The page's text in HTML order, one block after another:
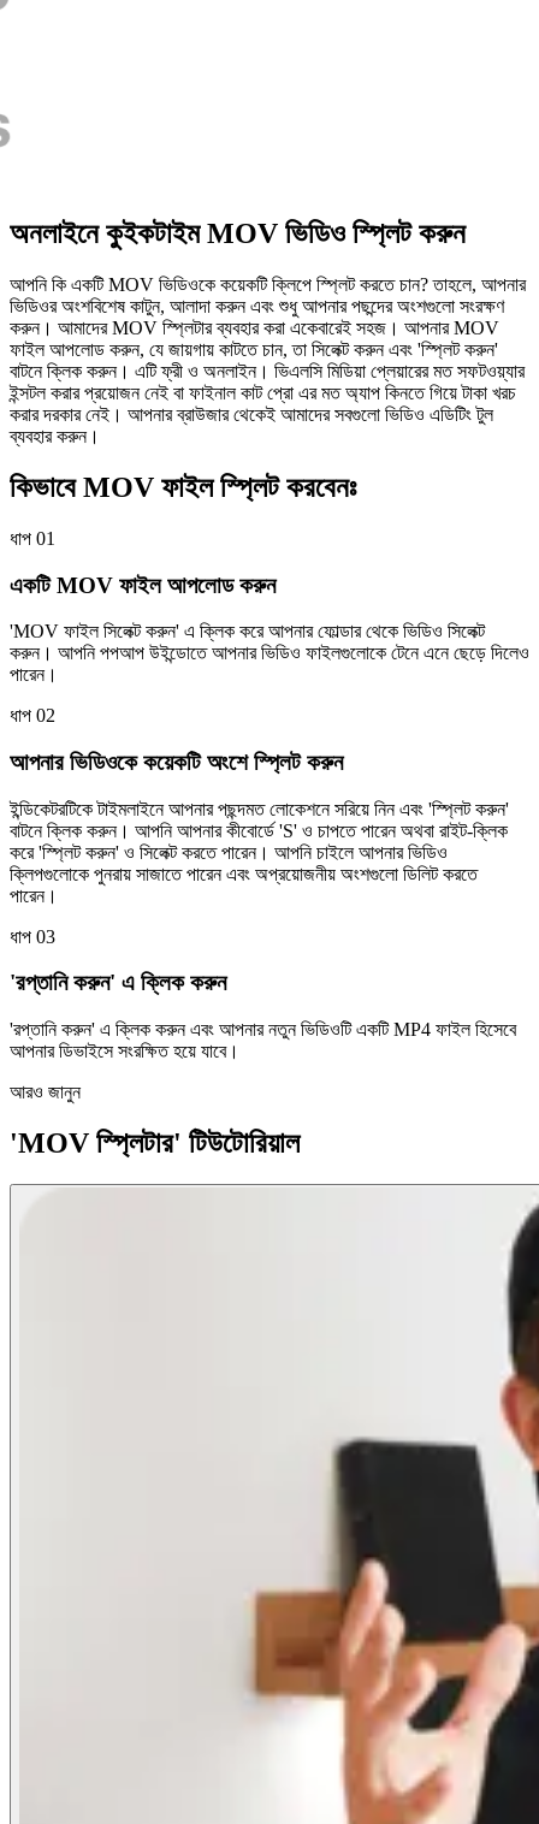
অনলাইনে কুইকটাইম MOV ভিডিও স্প্লিট করুন
আপনি কি একটি MOV ভিডিওকে কয়েকটি ক্লিপে স্প্লিট করতে চান? তাহলে, আপনার
ভিডিওর অংশবিশেষ কাটুন, আলাদা করুন এবং শুধু আপনার পছন্দের অংশগুলো সংরক্ষণ
করুন। আমাদের MOV স্প্লিটার ব্যবহার করা একেবারেই সহজ। আপনার MOV
ফাইল আপলোড করুন, যে জায়গায় কাটতে চান, তা সিলেক্ট করুন এবং 'স্প্লিট করুন'
বাটনে ক্লিক করুন। এটি ফ্রী ও অনলাইন। ভিএলসি মিডিয়া প্লেয়ারের মত সফটওয়্যার
ইন্সটল করার প্রয়োজন নেই বা ফাইনাল কাট প্রো এর মত অ্যাপ কিনতে গিয়ে টাকা খরচ
করার দরকার নেই। আপনার ব্রাউজার থেকেই আমাদের সবগুলো ভিডিও এডিটিং টুল
ব্যবহার করুন।
কিভাবে MOV ফাইল স্প্লিট করবেনঃ
ধাপ 01
একটি MOV ফাইল আপলোড করুন
'MOV ফাইল সিলেক্ট করুন' এ ক্লিক করে আপনার ফোল্ডার থেকে ভিডিও সিলেক্ট
করুন। আপনি পপআপ উইন্ডোতে আপনার ভিডিও ফাইলগুলোকে টেনে এনে ছেড়ে দিলেও
পারেন।
ধাপ 02
আপনার ভিডিওকে কয়েকটি অংশে স্প্লিট করুন
ইন্ডিকেটরটিকে টাইমলাইনে আপনার পছন্দমত লোকেশনে সরিয়ে নিন এবং 'স্প্লিট করুন'
বাটনে ক্লিক করুন। আপনি আপনার কীবোর্ডে 'S' ও চাপতে পারেন অথবা রাইট-ক্লিক
করে 'স্প্লিট করুন' ও সিলেক্ট করতে পারেন। আপনি চাইলে আপনার ভিডিও
ক্লিপগুলোকে পুনরায় সাজাতে পারেন এবং অপ্রয়োজনীয় অংশগুলো ডিলিট করতে
পারেন।
ধাপ 03
'রপ্তানি করুন' এ ক্লিক করুন
'রপ্তানি করুন' এ ক্লিক করুন এবং আপনার নতুন ভিডিওটি একটি MP4 ফাইল হিসেবে
আপনার ডিভাইসে সংরক্ষিত হয়ে যাবে।
আরও জানুন
'MOV স্প্লিটার' টিউটোরিয়াল